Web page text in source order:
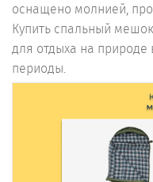
оснащено молнией,
Купить спальный
для отдыха на
периоды.